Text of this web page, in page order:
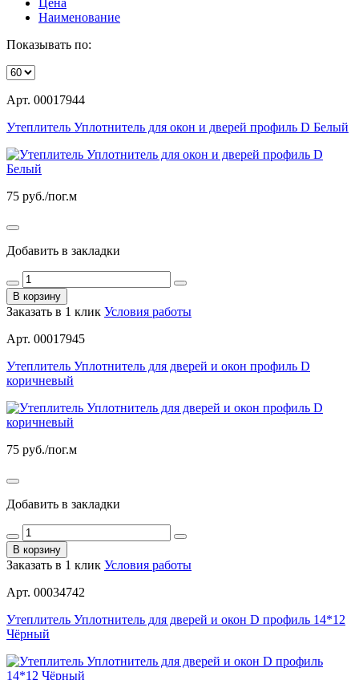
Наименование
Показывать по:
Арт. 00017944
Утеплитель Уплотнитель для окон и дверей профиль D Белый
75 руб./пог.м
Добавить в закладки
В корзину
Заказать в 1 клик Условия работы
Арт. 00017945
Утеплитель Уплотнитель для дверей и окон профиль D
коричневый
75 руб./пог.м
Добавить в закладки
В корзину
Заказать в 1 клик Условия работы
Арт. 00034742
Утеплитель Уплотнитель для дверей и окон D профиль 14*12
Чёрный